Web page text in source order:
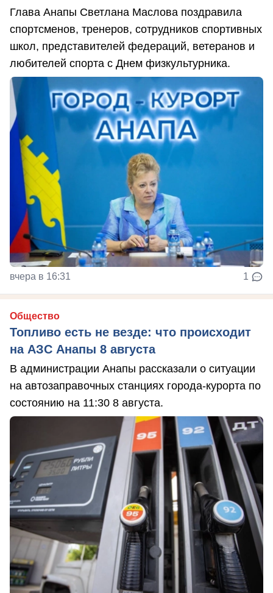
Глава Анапы Светлана Маслова поздравила
спортсменов, тренеров, сотрудников спортивных
школ, представителей федераций, ветеранов и
любителей спорта с Днем физкультурника.
вчера в 16:31 1
Общество
Топливо есть не везде: что происходит
на АЗС Анапы 8 августа
В администрации Анапы рассказали о ситуации
на автозаправочных станциях города-курорта по
состоянию на 11:30 8 августа.